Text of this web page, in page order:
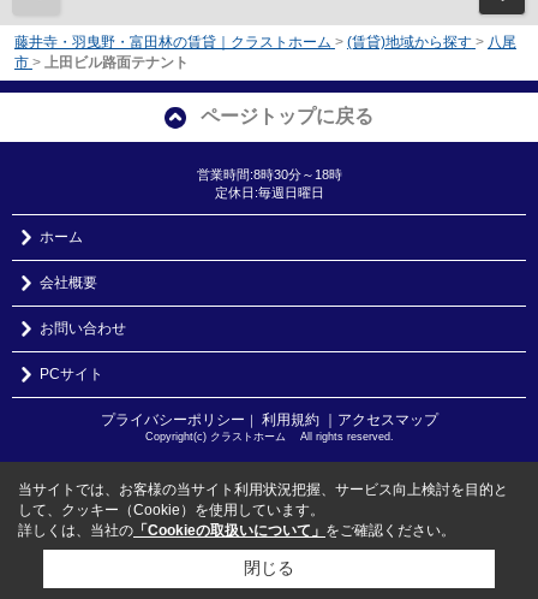
藤井寺・羽曳野・富田林の賃貸｜クラストホーム > (賃貸)地域から探す > 八尾
市 > 上田ビル路面テナント
ページトップに戻る
営業時間:8時30分～18時
定休日:毎週日曜日
ホーム
会社概要
お問い合わせ
PCサイト
プライバシーポリシー 利用規約 ｜アクセスマップ
Copyright(c) クラストホーム All rights reserved.
当サイトでは、お客様の当サイト利用状況把握、サービス向上検討を目的と
して、クッキー（Cookie）を使用しています。
詳しくは、当社の 「Cookieの取扱いについて」 をご確認ください。
閉じる